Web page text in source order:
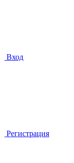
Вход
Регистрация